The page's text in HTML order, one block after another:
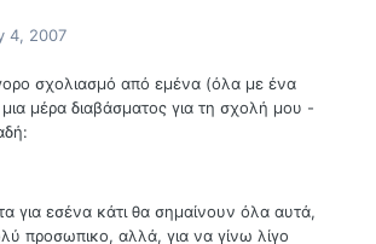
4, 2007
σχολιασμό από εμένα (όλα με ένα
μέρα διαβάσματος για τη σχολή μου -
για εσένα κάτι θα σημαίνουν όλα αυτά,
προσωπικο, αλλά, για να γίνω λίγο